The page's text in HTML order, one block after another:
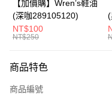
ATM付款
宅配
每筆NT$80，滿NT$990(含
【加價購】Wren’s鞋油
(深咖289105120)
NT$100
NT$250
商品特色
商品編號